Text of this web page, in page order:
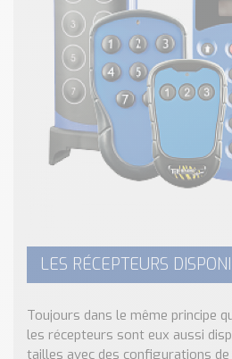
LES RÉCEPTEURS
Toujours dans le même principe
les récepteurs sont eux aussi
tailles avec des configurations de